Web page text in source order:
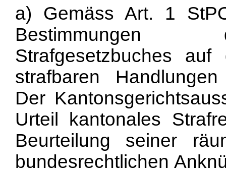
a) Gemäss Art. 1
Bestimmungen
Strafgesetzbuches
strafbaren
Der
Urteil kantonales
Beurteilung seiner
bundesrechtlichen